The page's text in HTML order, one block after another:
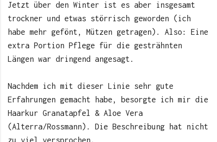
Jetzt über den Winter ist es aber insgesamt
trockner und etwas störrisch geworden (ich
habe mehr gefönt, Mützen getragen). Also: Eine
extra Portion Pflege für die gesträhnten
Längen war dringend angesagt.
Nachdem ich mit dieser Linie sehr gute
Erfahrungen gemacht habe, besorgte ich mir die
Haarkur Granatapfel & Aloe Vera
(Alterra/Rossmann). Die Beschreibung hat nicht
zu viel versprochen.